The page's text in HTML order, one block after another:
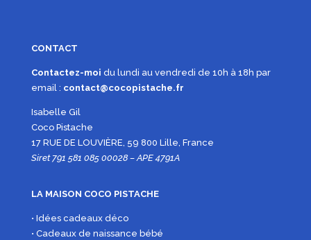
CONTACT
Contactez-moi du lundi au vendredi de 10h à 18h par
email : contact@cocopistache.fr
Isabelle Gil
Coco Pistache
17 RUE DE LOUVIÈRE, 59 800 Lille, France
Siret 791 581 085 00028 – APE 4791A
LA MAISON COCO PISTACHE
• Idées cadeaux déco
• Cadeaux de naissance bébé